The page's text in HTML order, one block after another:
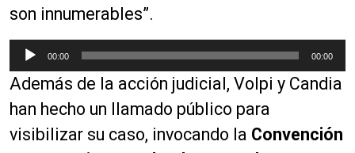
son innumerables”.
e
p
r
d
00:00 00:00
Además de la acción judicial, Volpi y Candia
han hecho un llamado público para
visibilizar su caso, invocando la Convención